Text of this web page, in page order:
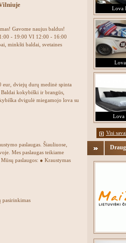
Gavome naujus baldus!
- 19:00 VI 12:00 - 16:00
minkšti baldai, svetaines
eur, dviejų durų medinė spinta
kokybiški ir brangūs,
dvigulė miegamojo lova su
paslaugas. Šiauliuose,
Mes paslaugas teikiame
paslaugos: ● Kraustymas
pasirinkimas
Lova
Lova
Lova
Visi